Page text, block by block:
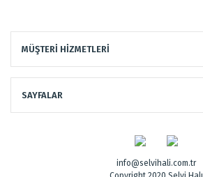
MÜŞTERİ HİZMETLERİ
SAYFALAR
info@selvihali.com.tr